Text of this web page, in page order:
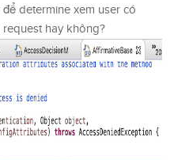
determine xem user có
hay không?